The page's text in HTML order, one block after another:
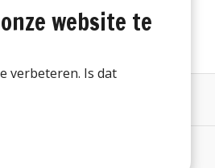
website te
verbeteren. Is dat